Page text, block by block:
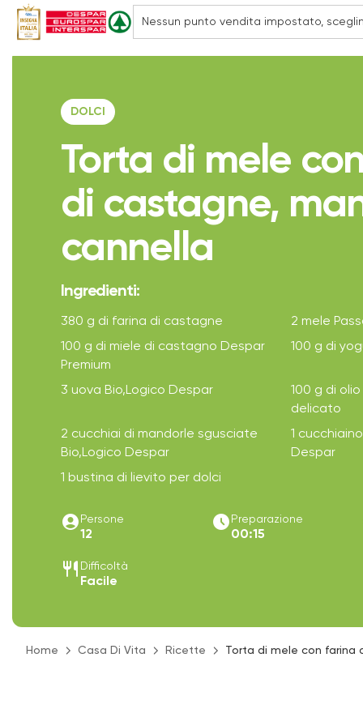
DOLCI
Torta di mele
di castagne,
cannella
Ingredienti:
380 g di farina di castagne
2 mele
100 g di miele di castagno Despar
Premium
100 g di
3 uova Bio,Logico Despar
100 g di
delicato
2 cucchiai di mandorle sgusciate
Bio,Logico Despar
1
Despar
1 bustina di lievito per dolci
account_circle Persone
12
access_time_filled Preparazione
00:15
restaurant Difficoltà
Facile
Home Casa Di Vita Ricette Torta di mele con farina